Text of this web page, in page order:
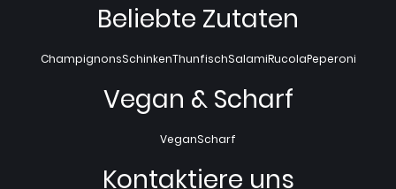
Beliebte Zutaten
ChampignonsSchinkenThunfischSalamiRucolaPeperoni
Vegan & Scharf
VeganScharf
Kontaktiere uns